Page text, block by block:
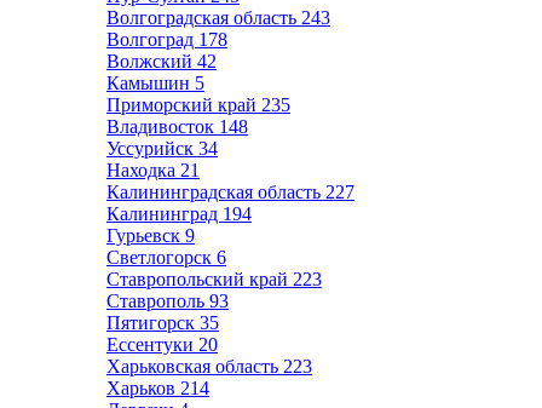
Волгоградская область 243
Волгоград 178
Волжский 42
Камышин 5
Приморский край 235
Владивосток 148
Уссурийск 34
Находка 21
Калининградская область 227
Калининград 194
Гурьевск 9
Светлогорск 6
Ставропольский край 223
Ставрополь 93
Пятигорск 35
Ессентуки 20
Харьковская область 223
Харьков 214